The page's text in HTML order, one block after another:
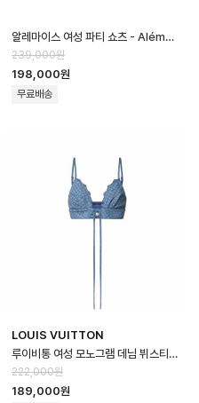
알레마이스 여성 파티 쇼츠 - Alémais Womens Party Shorts - aec…
239,000원
198,000원
무료배송
LOUIS VUITTON
루이비통 여성 모노그램 데님 뷔스티에 - Louis vuitton Womens Monogr…
222,000원
189,000원